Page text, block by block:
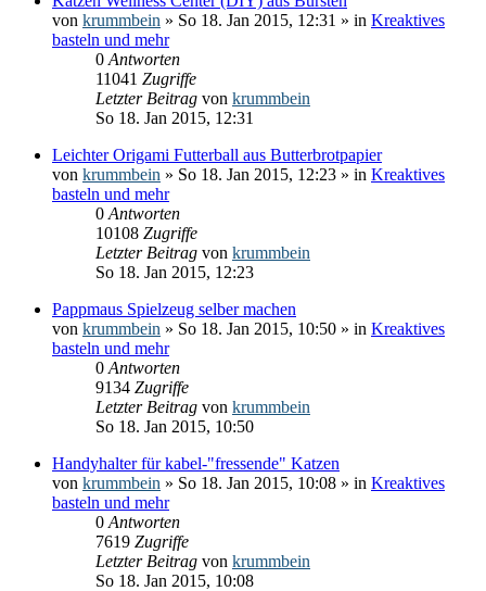
von krummbein » So 18. Jan 2015, 12:31 » in Kreaktives
basteln und mehr
0 Antworten
11041 Zugriffe
Letzter Beitrag von krummbein
So 18. Jan 2015, 12:31
Leichter Origami Futterball aus Butterbrotpapier
von krummbein » So 18. Jan 2015, 12:23 » in Kreaktives
basteln und mehr
0 Antworten
10108 Zugriffe
Letzter Beitrag von krummbein
So 18. Jan 2015, 12:23
Pappmaus Spielzeug selber machen
von krummbein » So 18. Jan 2015, 10:50 » in Kreaktives
basteln und mehr
0 Antworten
9134 Zugriffe
Letzter Beitrag von krummbein
So 18. Jan 2015, 10:50
Handyhalter für kabel-"fressende" Katzen
von krummbein » So 18. Jan 2015, 10:08 » in Kreaktives
basteln und mehr
0 Antworten
7619 Zugriffe
Letzter Beitrag von krummbein
So 18. Jan 2015, 10:08